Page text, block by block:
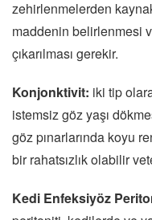
zehirlenmelerden
maddenin belirlenmesi
çıkarılması gerekir.
Konjonktivit: iki tip
istemsiz göz yaşı
göz pınarlarında koyu
bir rahatsızlık olabilir
Kedi Enfeksiyöz